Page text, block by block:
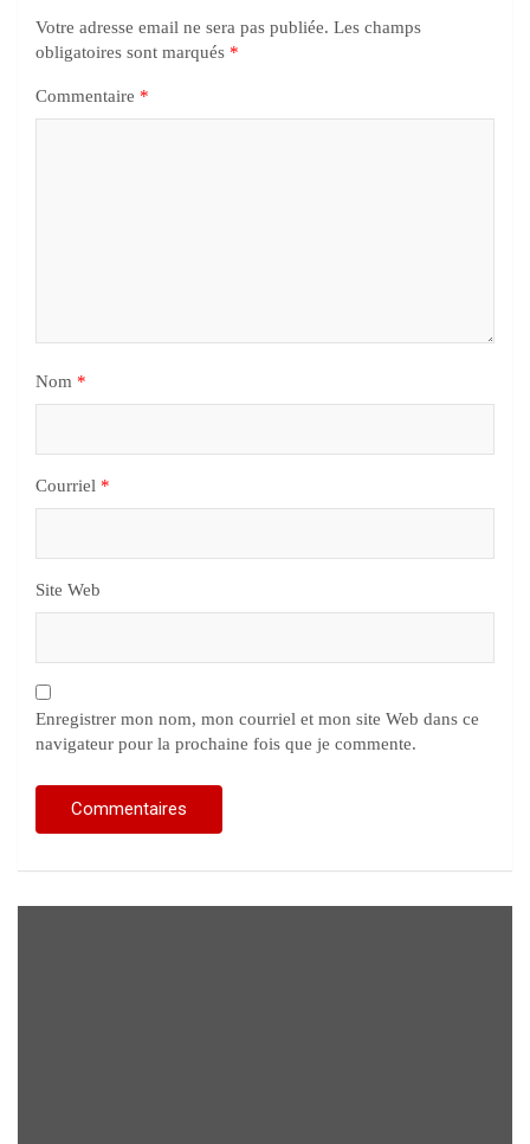
Votre adresse email ne sera pas publiée. Les champs
obligatoires sont marqués *
Commentaire *
Nom *
Courriel *
Site Web
Enregistrer mon nom, mon courriel et mon site Web dans ce
navigateur pour la prochaine fois que je commente.